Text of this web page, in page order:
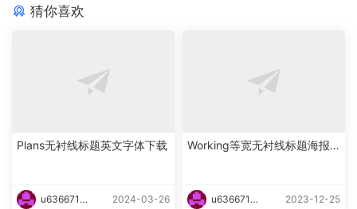
猜你喜欢
Plans无衬线标题英文字体下载
u6366719
2024-03-26
Working等宽无衬线标题海报
u6366719
2023-12-25